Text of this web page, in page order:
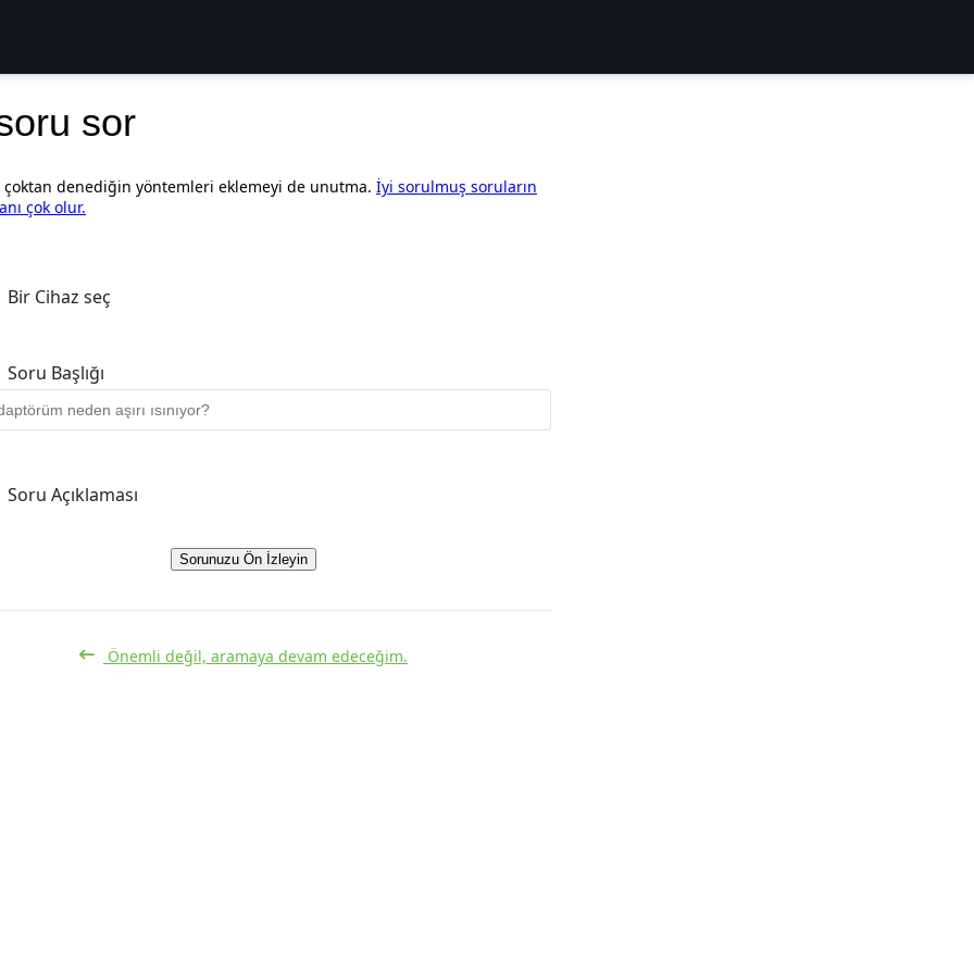
sor
çoktan denediğin yöntemleri eklemeyi de unutma. İyi sorulmuş soruların
çok olur.
Bir Cihaz seç
Soru Başlığı
Soru Açıklaması
Sorunuzu Ön İzleyin
Önemli değil, aramaya devam edeceğim.